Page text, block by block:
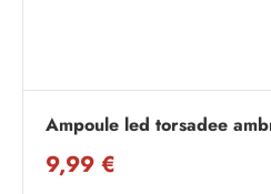
Ampoule led torsadee
9,99 €